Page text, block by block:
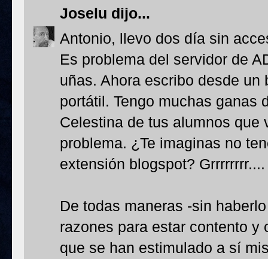
Joselu dijo...
Antonio, llevo dos día sin
Es problema del servidor de
uñas. Ahora escribo desde
portátil. Tengo muchas ganas
Celestina de tus alumnos que
problema. ¿Te imaginas no
extensión blogspot? Grrrrrrrr....
De todas maneras -sin
razones para estar contento
que se han estimulado a sí